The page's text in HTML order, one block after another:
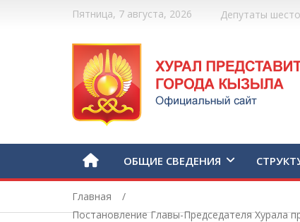
Пятница, 7 августа, 2026 Депутаты
ОБЩИЕ СВЕДЕНИЯ
Главная
Постановление Главы-Председателя Хурала